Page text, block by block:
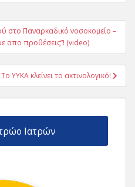
στο Παναρκαδικό νοσοκομείο –
απο προθέσεις”! (video)
ΥΥΚΑ κλείνει το ακτινολογικό!
Ιατρών